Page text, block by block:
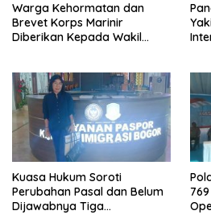
Warga Kehormatan dan
Brevet Korps Marinir
Diberikan Kepada Wakil
Kuasa Hukum Soroti
Perubahan Pasal dan Belum
Dijawabnya Tiga